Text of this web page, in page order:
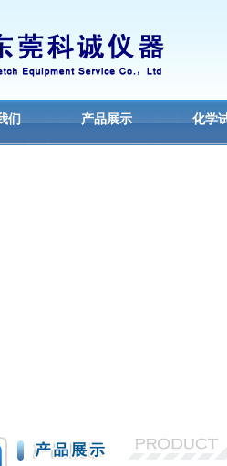
们 产品展示 化学